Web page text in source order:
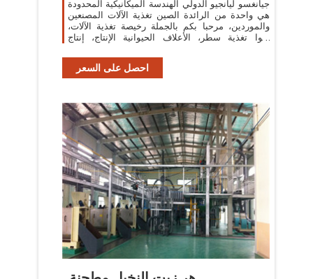
جيانغسو ليانجيو الدولي الهندسة الميكانيكية المحدودة
هي واحدة من الرائدة الصين تغذية الآلات المصنعين
والموردين، مرحبا بكم بالجملة رخيصة تغذية الآلات،
أكوا تغذية سطر، الأعلاف الحيوانية الإنتاج، إنتاج
احصل على السعر